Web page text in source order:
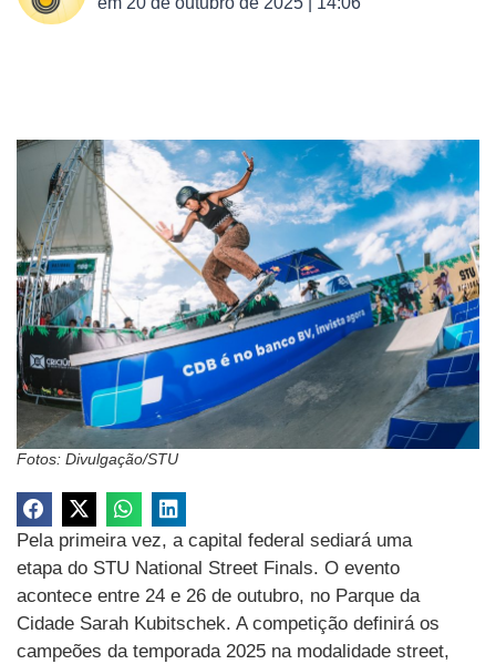
Fotos: Divulgação/STU
Pela primeira vez, a capital federal sediará uma
etapa do STU National Street Finals. O evento
acontece entre 24 e 26 de outubro, no Parque da
Cidade Sarah Kubitschek. A competição definirá os
campeões da temporada 2025 na modalidade street,